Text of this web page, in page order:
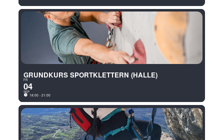
SCHNUPPERKLETTERN
MON
03
18:00 - 19:00